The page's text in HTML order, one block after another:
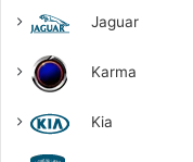
Jaguar
Karma
Kia